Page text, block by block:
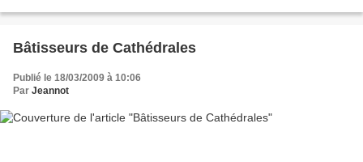
Bâtisseurs de Cathédrales
Publié le 18/03/2009 à 10:06
Par Jeannot